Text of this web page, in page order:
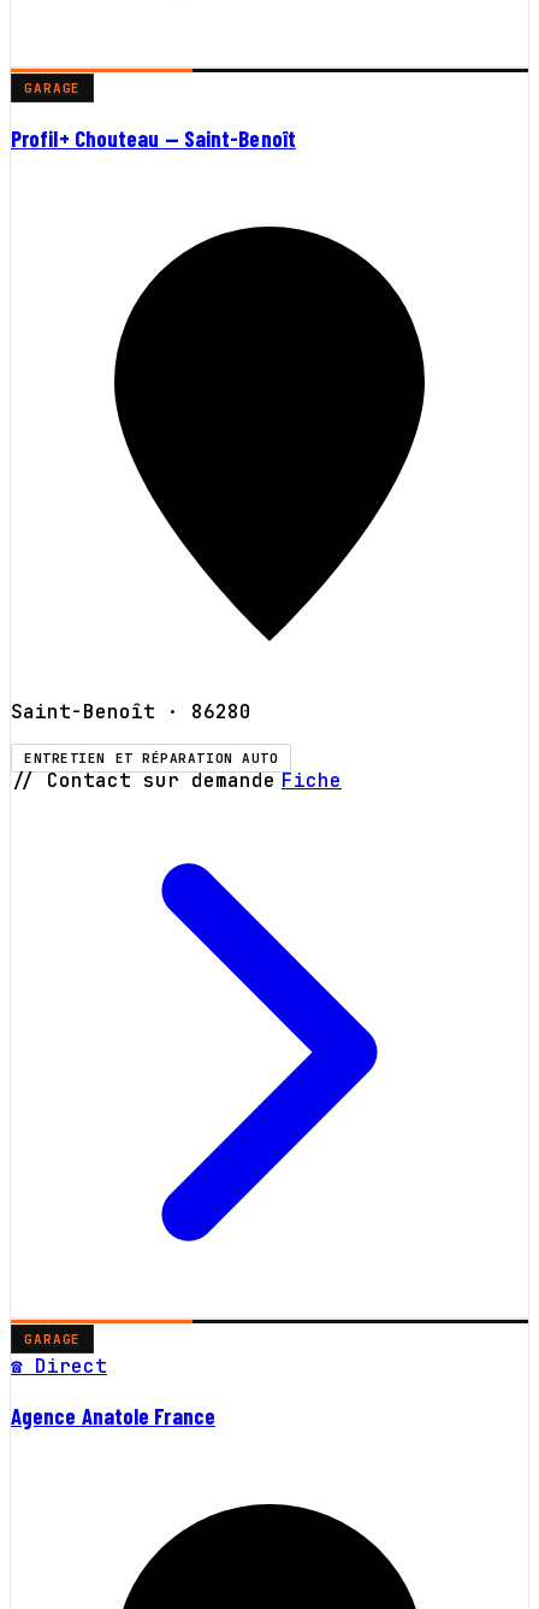
GARAGE
Profil+ Chouteau — Saint-Benoît
Saint-Benoît · 86280
ENTRETIEN ET RÉPARATION AUTO
// Contact sur demande Fiche
GARAGE
☎ Direct
Agence Anatole France